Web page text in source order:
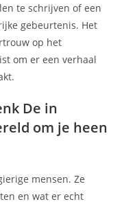
te schrijven of een
gebeurtenis. Het
op het
om er een verhaal
De in
om je heen
mensen. Ze
en wat er echt